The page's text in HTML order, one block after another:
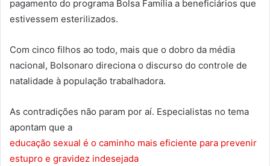
pagamento do programa Bolsa Família a beneficiários que
estivessem esterilizados.
Com cinco filhos ao todo, mais que o dobro da média
nacional, Bolsonaro direciona o discurso do controle de
natalidade à população trabalhadora.
As contradições não param por aí. Especialistas no tema
apontam que a
educação sexual é o caminho mais eficiente para prevenir
estupro e gravidez indesejada